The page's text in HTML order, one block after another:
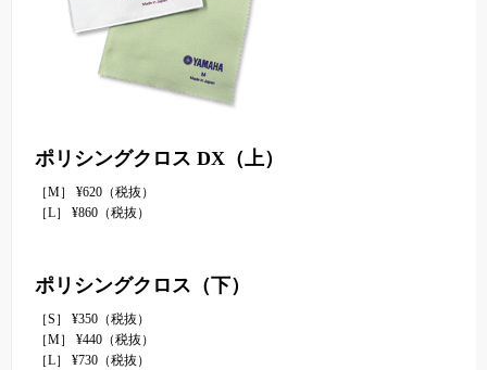
ポリシングクロス DX（上）
［M］ ¥620（税抜）
［L］ ¥860（税抜）
ポリシングクロス（下）
［S］ ¥350（税抜）
［M］ ¥440（税抜）
［L］ ¥730（税抜）